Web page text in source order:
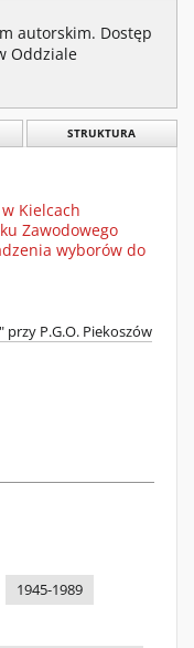
autorskim. Dostęp
Oddziale
STRUKTURA
Kielcach
Zawodowego
wyborów do
przy P.G.O. Piekoszów
1945-1989